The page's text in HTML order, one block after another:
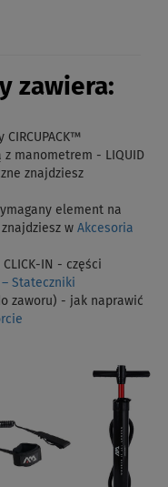
zawiera:
manometrem - LIQUID
znajdziesz
element na
w Akcesoria
IN - części
Stateczniki
zaworu) - jak naprawić